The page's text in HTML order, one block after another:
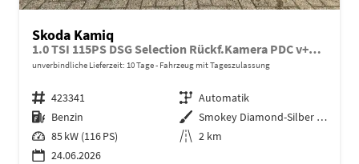
Skoda Kamiq
1.0 TSI 115PS DSG Selection Rückf.Kamera PDC v+h Sitzheizung Klimaautomatik Skoda-Radio Apple CarPlay + Android Auto Tempomat Garantieverlängerung 16"LM
unverbindliche Lieferzeit: 10 Tage Fahrzeug mit Tageszulassung
Fahrzeugnr. 423341 Getriebe Automatik
Kraftstoff Benzin Außenfarbe
Smokey Diamond-Silber Metallic
Leistung 85 kW (116 PS) Kilometerstand 2 km
24.06.2026